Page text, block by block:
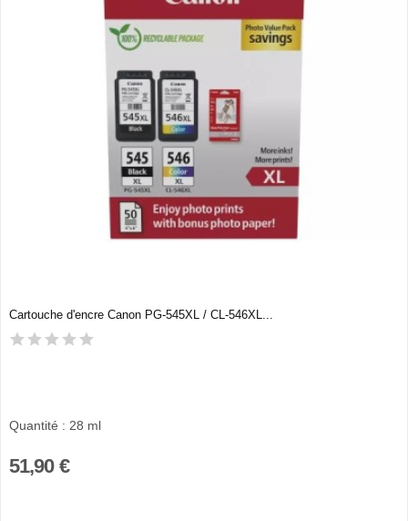
Cartouche d'encre Canon PG-545XL / CL-546XL...
Quantité : 28 ml
51,90 €